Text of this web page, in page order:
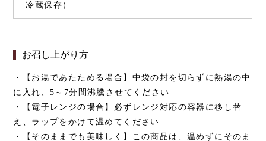
冷蔵保存）
お召し上がり方
・【お湯であたためる場合】中袋の封を切らずに熱湯の中
に入れ、5～7分間沸騰させてください
・【電子レンジの場合】必ずレンジ対応の容器に移し替
え、ラップをかけて温めてください
・【そのままでも美味しく】この商品は、温めずにそのま